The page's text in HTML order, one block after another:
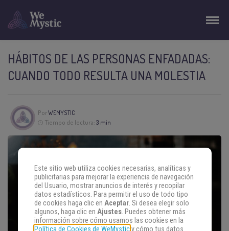
HÁBITOS DE LAS PERSONAS ENFADADAS:
CUANDO TODO RESULTA UNA MOLESTIA
PorWEMYSTIC
Tiempo de lectura: 3 min
Este sitio web utiliza cookies necesarias, analíticas y
publicitarias para mejorar la experiencia de navegación
del Usuario, mostrar anuncios de interés y recopilar
datos estadísticos. Para permitir el uso de todo tipo
de cookies haga clic en Aceptar. Si desea elegir solo
algunos, haga clic en Ajustes. Puedes obtener más
información sobre cómo usamos las cookies en la
Política de Cookies de WeMysticy cómo tus datos